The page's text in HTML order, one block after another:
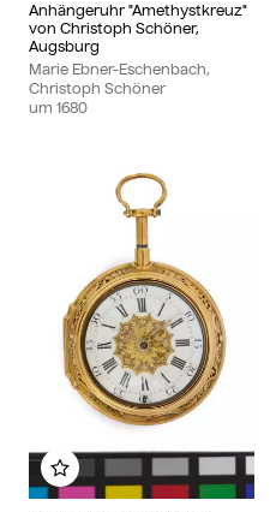
Anhängeruhr "Amethystkreuz"
von Christoph Schöner,
Augsburg
Marie Ebner-Eschenbach,
Christoph Schöner
um 1680
Zu meinem Album